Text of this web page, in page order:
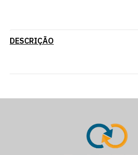
DESCRIÇÃO